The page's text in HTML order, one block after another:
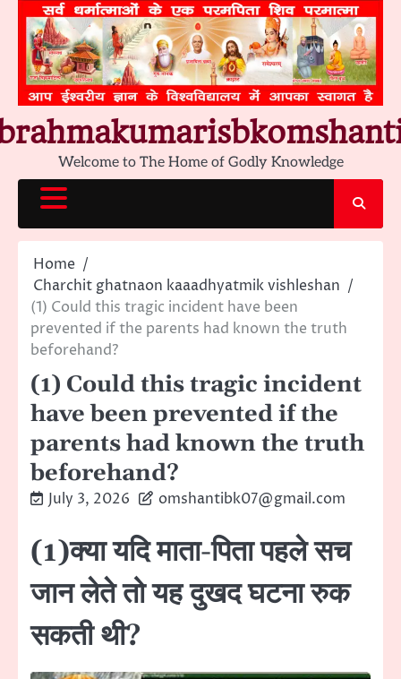
content
Welcome to The Home of Godly Knowledge
Home
Charchit ghatnaon kaaadhyatmik vishleshan
(1) Could this tragic incident have been
prevented if the parents had known the truth
beforehand?
(1) Could this tragic incident
have been prevented if the
parents had known the truth
beforehand?
July 3, 2026 omshantibk07@gmail.com
(1)क्या यदि माता-पिता पहले सच
जान लेते तो यह दुखद घटना रुक
सकती थी?